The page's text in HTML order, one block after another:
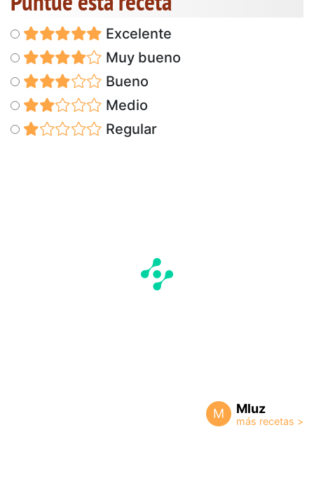
Excelente
Muy bueno
Bueno
Medio
Regular
M Mluz